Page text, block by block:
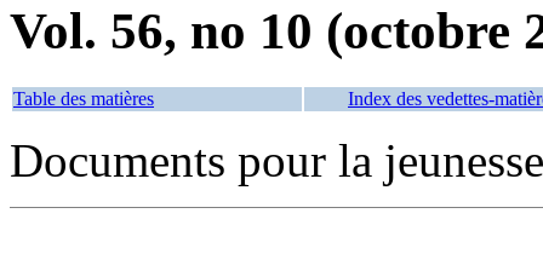
Vol. 56, no 10 (octobre
Table des matières Index des vedettes-
Documents pour la jeunesse